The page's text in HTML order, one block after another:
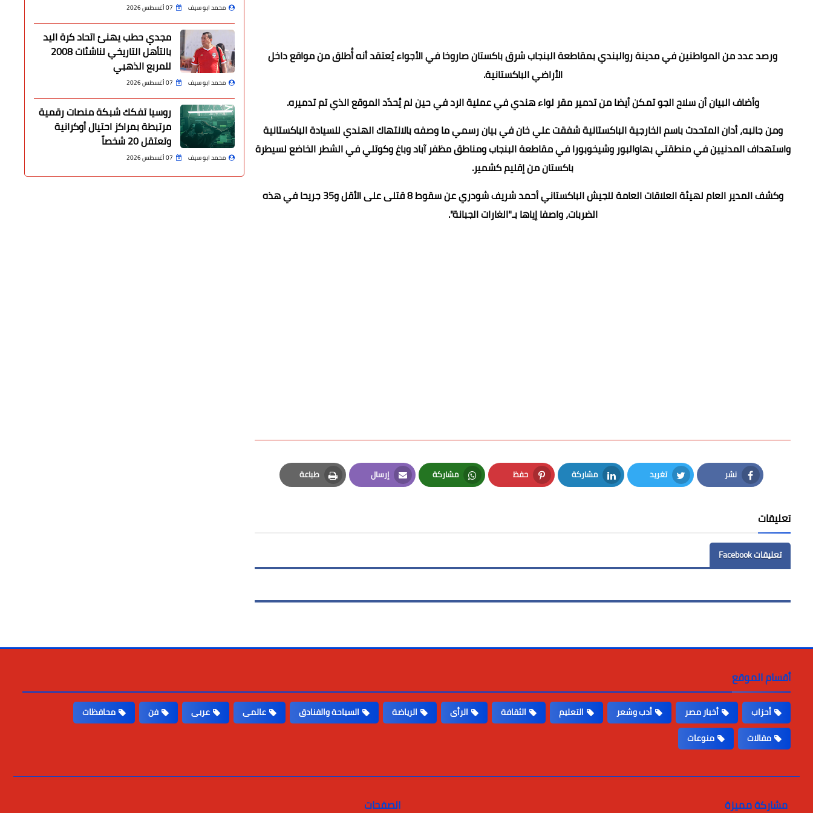
ورصد عدد من المواطنين في مدينة روالبندي بمقاطعة البنجاب شرق باكستان صاروخا في الأجواء يُعتقد أنه أُطلق من مواقع داخل
الأراضي الباكستانية.
وأضاف البيان أن سلاح الجو تمكن أيضا من تدمير مقر لواء هندي في عملية الرد في حين لم يُحدّد الموقع الذي تم تدميره.
ومن جانبه، أدان المتحدث باسم الخارجية الباكستانية شفقت علي خان في بيان رسمي ما وصفه بالانتهاك الهندي للسيادة الباكستانية
واستهداف المدنيين في منطقتي بهاوالبور وشيخوبورا في مقاطعة البنجاب ومناطق مظفر آباد وباغ وكوتلي في الشطر الخاضع لسيطرة
باكستان من إقليم كشمير.
وكشف المدير العام لهيئة العلاقات العامة للجيش الباكستاني أحمد شريف شودري عن سقوط 8 قتلى على الأقل و35 جريحا في هذه
الضربات، واصفا إياها بـ"الغارات الجبانة".
نشر
Facebook
تغريد
Twitter
مشاركة
LinkedIn
حفظ
Pinterest
مشاركة
Whatsapp
إرسال
Email
طباعة
Print
تعليقات
تعليقات Facebook
محمد ابو سيف 07 أغسطس 2026
مجدي حطب يهنئ اتحاد كرة اليد
بالتأهل التاريخي لناشئات 2008
للمربع الذهبي
محمد ابو سيف 07 أغسطس 2026
روسيا تفكك شبكة منصات رقمية
مرتبطة بمراكز احتيال أوكرانية
وتعتقل 20 شخصاً
محمد ابو سيف 07 أغسطس 2026
أقسام الموقع
أحزاب أخبار مصر أدب وشعر التعليم الثقافة الرأى الرياضة السياحة والفنادق عالمى عربى فن
محافظات
مقالات
منوعات
مشاركة مميزة الصفحات